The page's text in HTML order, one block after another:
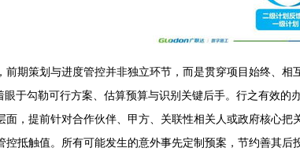
前期策划与进度管控并非独立环节，而是贯穿项目始终、
眼于勾勒可行方案、估算预算与识别关键后手。行之有效
面，提前针对合作伙伴、甲方、关联性相关人或政府核心
控抵触值。所有可能发生的意外事先定制预案，节约善其后